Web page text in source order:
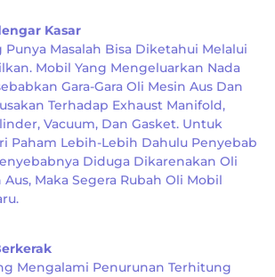
Kasar
Punya Masalah Bisa Diketahui Melalui
Mobil Yang Mengeluarkan Nada
Gara-Gara Oli Mesin Aus Dan
Terhadap Exhaust Manifold,
Vacuum, Dan Gasket. Untuk
Paham Lebih-Lebih Dahulu Penyebab
Diduga Dikarenakan Oli
Maka Segera Rubah Oli Mobil
Mengalami Penurunan Terhitung